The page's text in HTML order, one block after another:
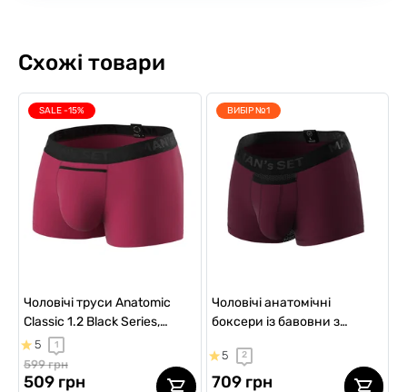
Схожі товари
SALE -15%
Чоловічі труси Anatomic
Classic 1.2 Black Series,
бордовий
5 1
599 грн
509 грн
ВИБІР №1
Чоловічі анатомічні
боксери із бавовни з
Light, Black Series, марсала
5 2
709 грн